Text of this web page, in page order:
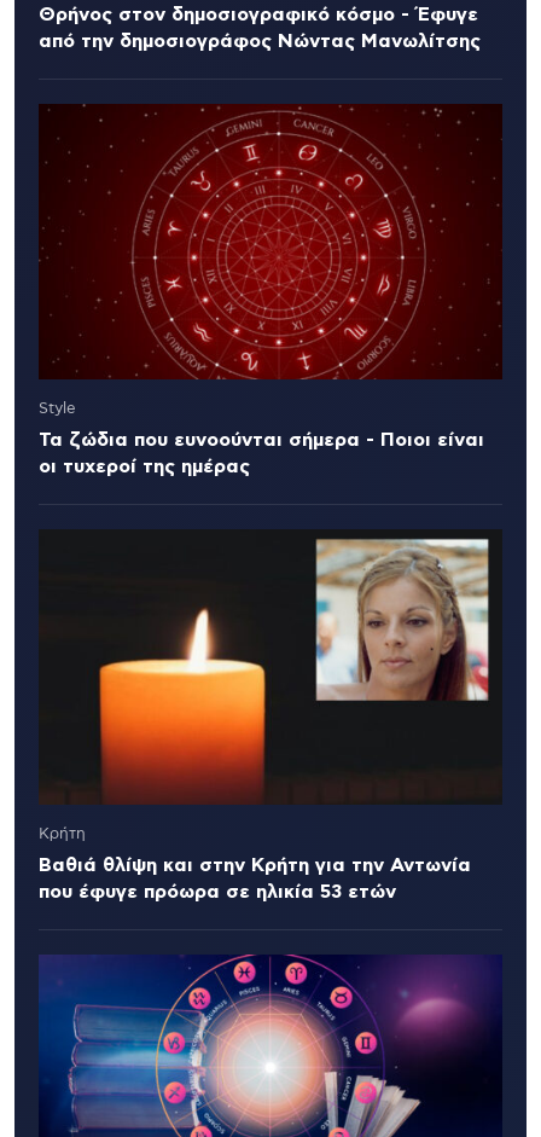
Θρήνος στον δημοσιογραφικό κόσμο - Έφυγε
από την δημοσιογράφος Νώντας Μανωλίτσης
Style
Τα ζώδια που ευνοούνται σήμερα - Ποιοι είναι
οι τυχεροί της ημέρας
Κρήτη
Βαθιά θλίψη και στην Κρήτη για την Αντωνία
που έφυγε πρόωρα σε ηλικία 53 ετών